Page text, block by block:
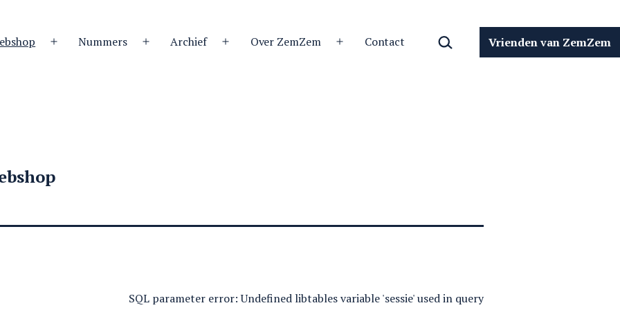
Open
Nummers
Open
Archief
Open
Over ZemZem
Open
Contact Zoeken… Vrienden van ZemZem
SQL parameter error: Undefined libtables variable 'sessie' used in query